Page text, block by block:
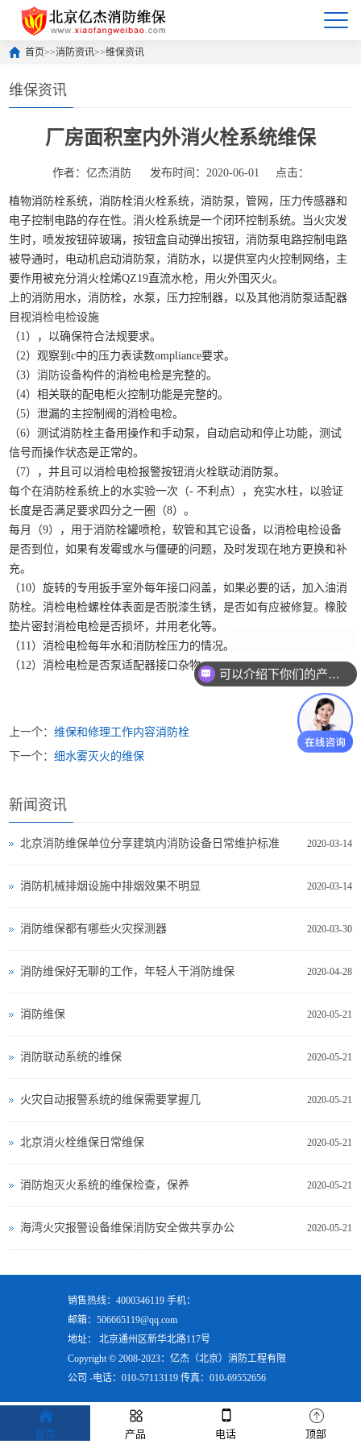
首页>>消防资讯>>维保资讯
维保资讯
厂房面积室内外消火栓系统维保
作者：亿杰消防 发布时间：2020-06-01 点击：
植物消防栓系统，消防栓消火栓系统，消防泵，管网，压力传感器和
电子控制电路的存在性。消火栓系统是一个闭环控制系统。当火灾发
生时，喷发按钮碎玻璃，按钮盒自动弹出按钮，消防泵电路控制电路
被导通时，电动机启动消防泵，消防水，以提供室内火控制网络，主
要作用被充分消火栓烯QZ19直流水枪，用火外围灭火。
上的消防用水，消防栓，水泵，压力控制器，以及其他消防泵适配器
目视消检电检设施
（1），以确保符合法规要求。
（2）观察到c中的压力表读数ompliance要求。
（3）消防设备构件的消检电检是完整的。
（4）相关联的配电柜火控制功能是完整的。
（5）泄漏的主控制阀的消检电检。
（6）测试消防栓主备用操作和手动泵，自动启动和停止功能，测试
信号而操作状态是正常的。
（7），并且可以消检电检报警按钮消火栓联动消防泵。
每个在消防栓系统上的水实验一次（- 不利点），充实水柱，以验证
长度是否满足要求四分之一圈（8）。
每月（9），用于消防栓罐喷枪，软管和其它设备，以消检电检设备
是否到位，如果有发霉或水与僵硬的问题，及时发现在地方更换和补
充。
（10）旋转的专用扳手室外每年接口闷盖，如果必要的话，加入油消
防栓。消检电检螺栓体表面是否脱漆生锈，是否如有应被修复。橡胶
垫片密封消检电检是否损坏，并用老化等。
（11）消检电检每年水和消防栓压力的情况。
（12）消检电检是否泵适配器接口杂物。
上一个：维保和修理工作内容消防栓
下一个：细水雾灭火的维保
新闻资讯
2020-03-14
北京消防维保单位分享建筑内消防设备日常维护标准
2020-03-14
消防机械排烟设施中排烟效果不明显
2020-03-30
消防维保都有哪些火灾探测器
2020-04-28
消防维保好无聊的工作，年轻人干消防维保
2020-05-21
消防维保
2020-05-21
消防联动系统的维保
2020-05-21
火灾自动报警系统的维保需要掌握几
2020-05-21
北京消火栓维保日常维保
2020-05-21
消防炮灭火系统的维保检查，保养
2020-05-21
海湾火灾报警设备维保消防安全做共享办公
销售热线：4000346119 手机：
邮箱：506665119@qq.com
地址： 北京通州区新华北路117号
Copyright © 2008-2023：亿杰（北京）消防工程有限
公司 -电话：010-57113119 传真：010-69552656
首页 产品 电话 顶部